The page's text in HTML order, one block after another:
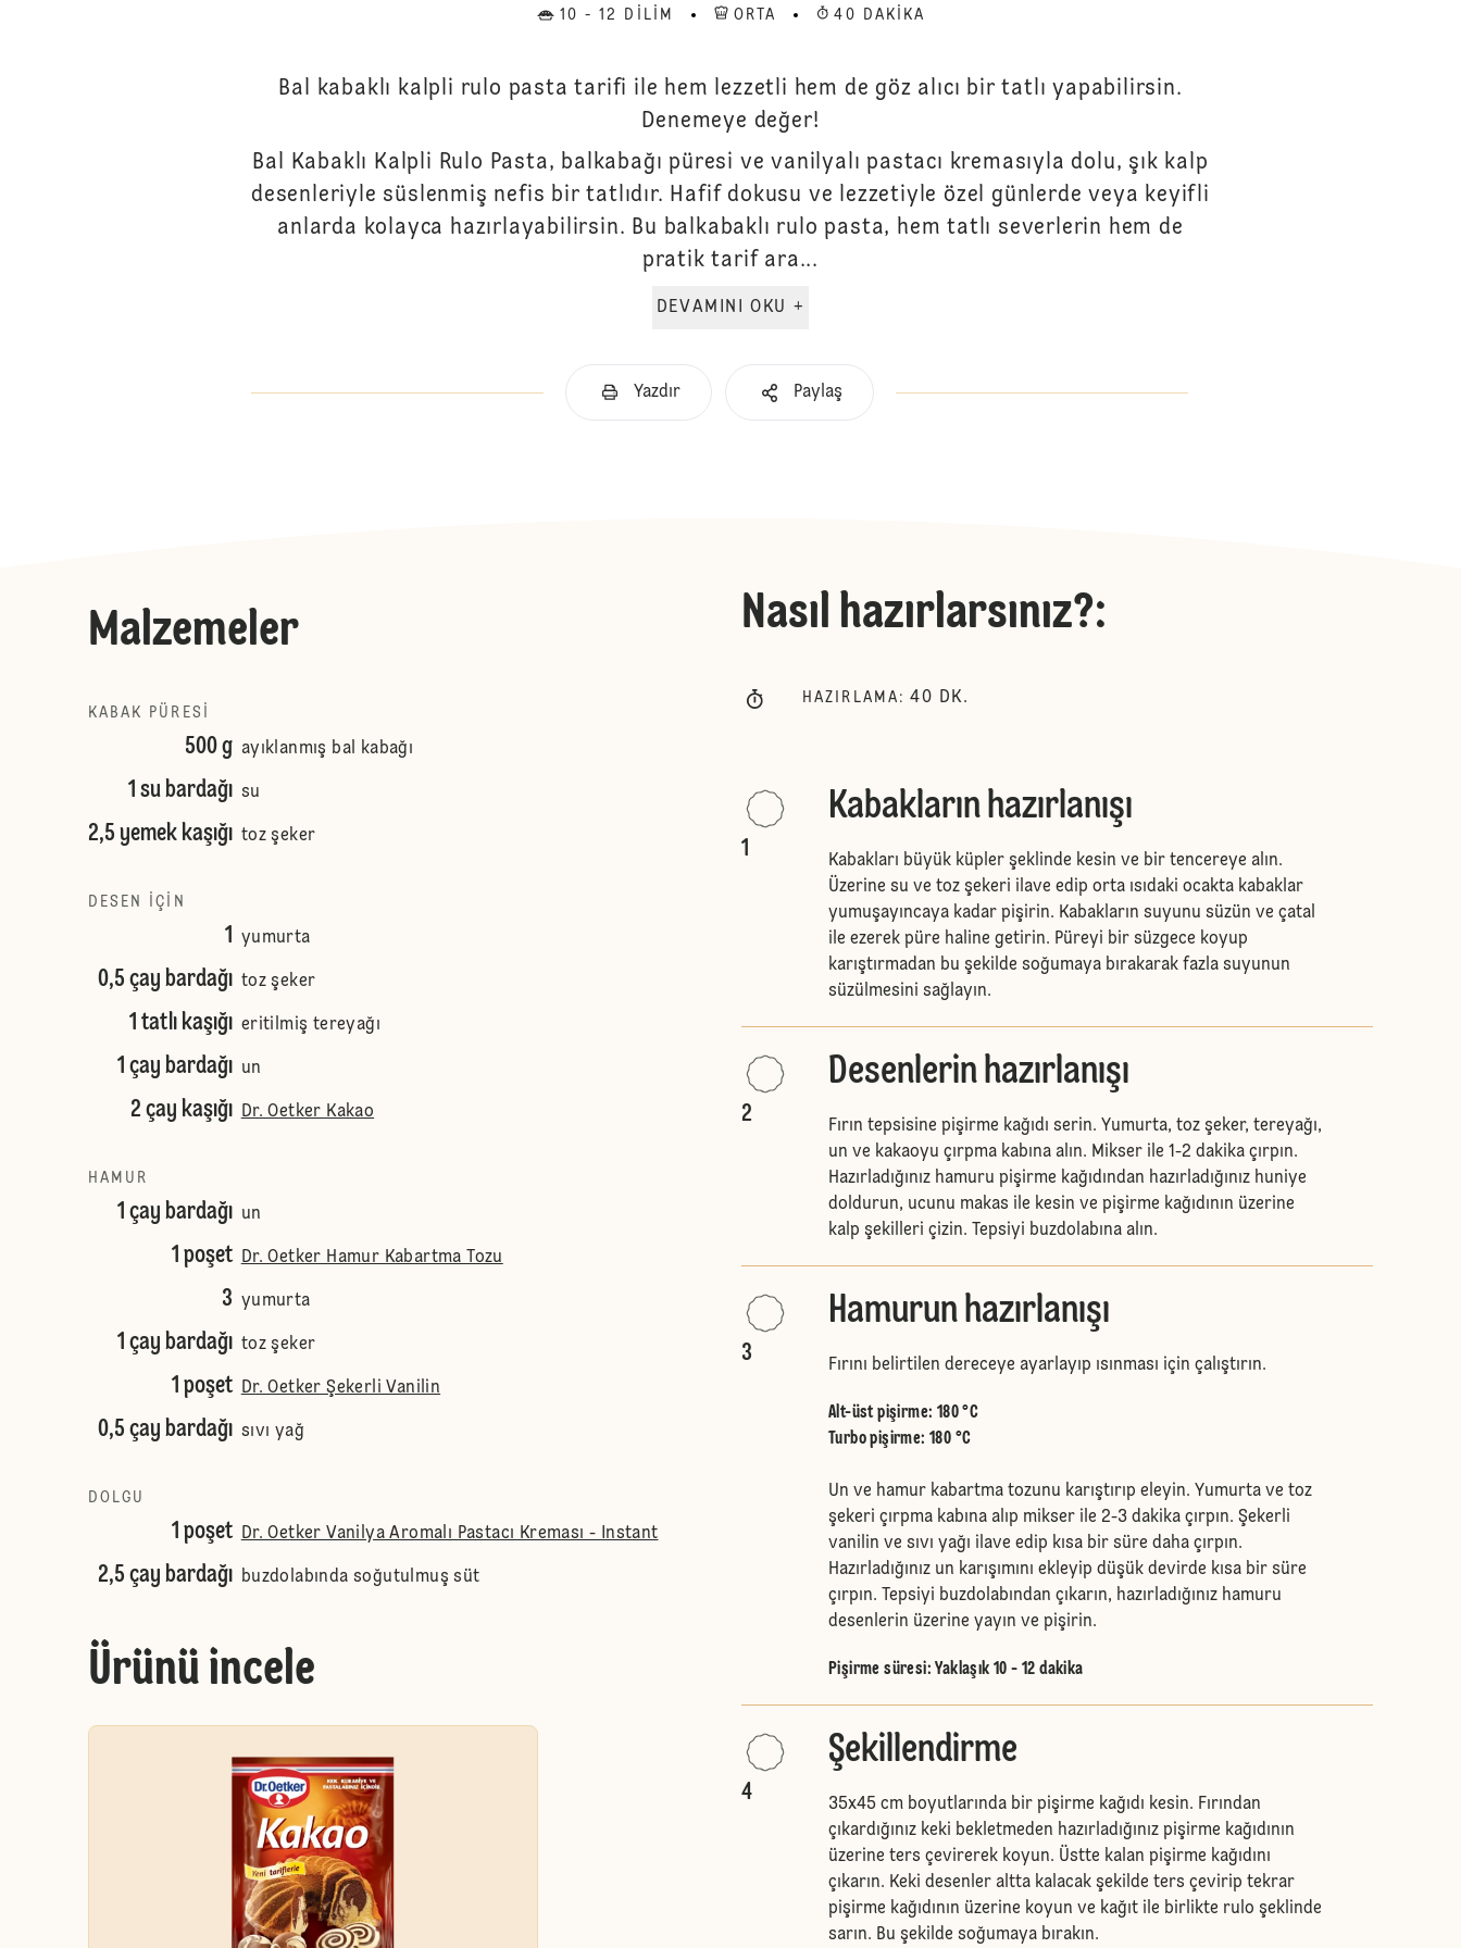
10 - 12 DILIM ORTA 40 DAKIKA
Bal kabaklı kalpli rulo pasta tarifi ile hem lezzetli hem de göz alıcı bir tatlı yapabilirsin.
Denemeye değer!
Bal Kabaklı Kalpli Rulo Pasta, balkabağı püresi ve vanilyalı pastacı kremasıyla dolu, şık kalp
desenleriyle süslenmiş nefis bir tatlıdır. Hafif dokusu ve lezzetiyle özel günlerde veya keyifli
anlarda kolayca hazırlayabilirsin. Bu balkabaklı rulo pasta, hem tatlı severlerin hem de
pratik tarif ara...
DEVAMINI OKU +
Yazdır Paylaş
Malzemeler
KABAK PÜRESI
500 g ayıklanmış bal kabağı
1 su bardağı su
2,5 yemek kaşığı toz şeker
DESEN IÇIN
1 yumurta
0,5 çay bardağı toz şeker
1 tatlı kaşığı eritilmiş tereyağı
1 çay bardağı un
2 çay kaşığı Dr. Oetker Kakao
HAMUR
1 çay bardağı un
1 poşet Dr. Oetker Hamur Kabartma Tozu
3 yumurta
1 çay bardağı toz şeker
1 poşet Dr. Oetker Şekerli Vanilin
0,5 çay bardağı sıvı yağ
DOLGU
1 poşet Dr. Oetker Vanilya Aromalı Pastacı Kreması - Instant
2,5 çay bardağı buzdolabında soğutulmuş süt
Ürünü incele
Nasıl hazırlarsınız?:
HAZIRLAMA : 40 DK.
1
Kabakların hazırlanışı
Kabakları büyük küpler şeklinde kesin ve bir tencereye alın.
Üzerine su ve toz şekeri ilave edip orta ısıdaki ocakta kabaklar
yumuşayıncaya kadar pişirin. Kabakların suyunu süzün ve çatal
ile ezerek püre haline getirin. Püreyi bir süzgece koyup
karıştırmadan bu şekilde soğumaya bırakarak fazla suyunun
süzülmesini sağlayın.
2
Desenlerin hazırlanışı
Fırın tepsisine pişirme kağıdı serin. Yumurta, toz şeker, tereyağı,
un ve kakaoyu çırpma kabına alın. Mikser ile 1-2 dakika çırpın.
Hazırladığınız hamuru pişirme kağıdından hazırladığınız huniye
doldurun, ucunu makas ile kesin ve pişirme kağıdının üzerine
kalp şekilleri çizin. Tepsiyi buzdolabına alın.
3
Hamurun hazırlanışı
Fırını belirtilen dereceye ayarlayıp ısınması için çalıştırın.
Alt-üst pişirme: 180 °C
Turbo pişirme: 180 °C
Un ve hamur kabartma tozunu karıştırıp eleyin. Yumurta ve toz
şekeri çırpma kabına alıp mikser ile 2-3 dakika çırpın. Şekerli
vanilin ve sıvı yağı ilave edip kısa bir süre daha çırpın.
Hazırladığınız un karışımını ekleyip düşük devirde kısa bir süre
çırpın. Tepsiyi buzdolabından çıkarın, hazırladığınız hamuru
desenlerin üzerine yayın ve pişirin.
Pişirme süresi: Yaklaşık 10 - 12 dakika
4
Şekillendirme
35x45 cm boyutlarında bir pişirme kağıdı kesin. Fırından
çıkardığınız keki bekletmeden hazırladığınız pişirme kağıdının
üzerine ters çevirerek koyun. Üstte kalan pişirme kağıdını
çıkarın. Keki desenler altta kalacak şekilde ters çevirip tekrar
pişirme kağıdının üzerine koyun ve kağıt ile birlikte rulo şeklinde
sarın. Bu şekilde soğumaya bırakın.